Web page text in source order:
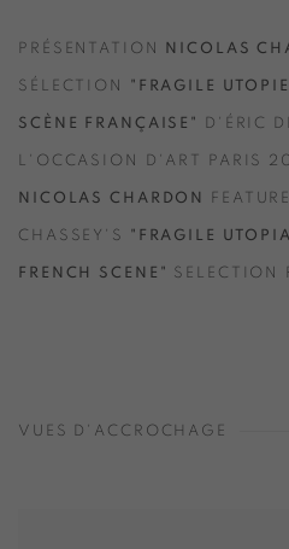
PRÉSENTATION NICOLAS
SÉLECTION "FRAGILE
SCÈNE FRANÇAISE" D'ÉRIC
L'OCCASION D'ART PARIS
NICOLAS CHARDON
CHASSEY'S "FRAGILE
FRENCH SCENE" SELECTION
VUES D'ACCROCHAGE